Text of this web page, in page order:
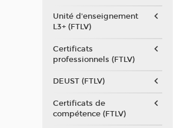
Unité d'enseignement
L3+ (FTLV)
Certificats
professionnels (FTLV)
DEUST (FTLV)
Certificats de
compétence (FTLV)